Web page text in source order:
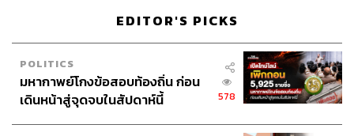
EDITOR'S PICKS
POLITICS
มหากาพย์โกงข้อสอบท้องถิ่น ก่อน
เดินหน้าสู่จุดจบในสัปดาห์นี้
578